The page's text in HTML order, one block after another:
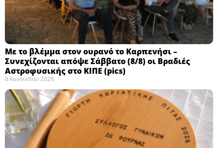
Με το βλέμμα στον ουρανό το Καρπενήσι –
Συνεχίζονται απόψε Σάββατο (8/8) οι Βραδιές
Αστροφυσικής στο ΚΙΠΕ (pics)
8 Αυγούστου 2026